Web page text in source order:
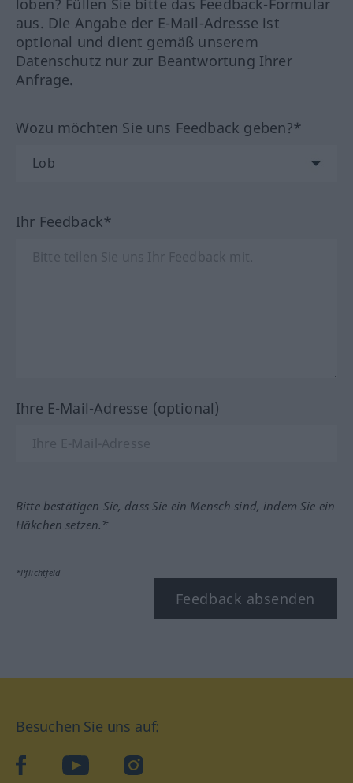
loben? Füllen Sie bitte das Feedback-Formular
aus. Die Angabe der E-Mail-Adresse ist
optional und dient gemäß unserem
Datenschutz nur zur Beantwortung Ihrer
Anfrage.
Wozu möchten Sie uns Feedback geben?*
Ihr Feedback*
Ihre E-Mail-Adresse (optional)
Bitte bestätigen Sie, dass Sie ein Mensch sind, indem Sie ein
Häkchen setzen.*
*Pflichtfeld
Feedback absenden
Besuchen Sie uns auf:
facebookYouTube Instagram